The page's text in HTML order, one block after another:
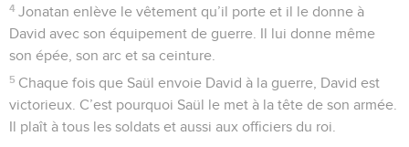
4 Jonatan enlève le vêtement qu’il porte et il le donne à
David avec son équipement de guerre. Il lui donne même
son épée, son arc et sa ceinture.
5 Chaque fois que Saül envoie David à la guerre, David est
victorieux. C’est pourquoi Saül le met à la tête de son armée.
Il plaît à tous les soldats et aussi aux officiers du roi.